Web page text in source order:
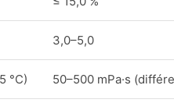
3,0–5,0
°C) 50–500 mPa·s